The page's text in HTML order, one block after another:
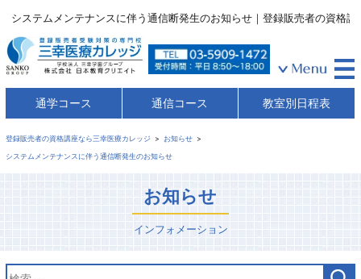
システムメンテナンスに伴う通信断発生のお知らせ｜登録販売者の資格
通学コース 通信コース 教室別日程表
登録販売者の資格講座なら三幸医療カレッジ
お知らせ
システムメンテナンスに伴う通信断発生のお知らせ
お知らせ
インフォメーション